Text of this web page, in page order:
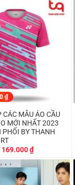
139.000 ₫.
₫
CÁC MẪU ÁO CẦU
MỚI NHẤT 2023
BY THANH
Giá
là:
219.000 ₫.
169.000₫Giá
hiện
là:
169.000 ₫.